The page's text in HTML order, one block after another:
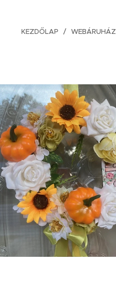
KEZDŐLAP WEBÁRUHÁZ